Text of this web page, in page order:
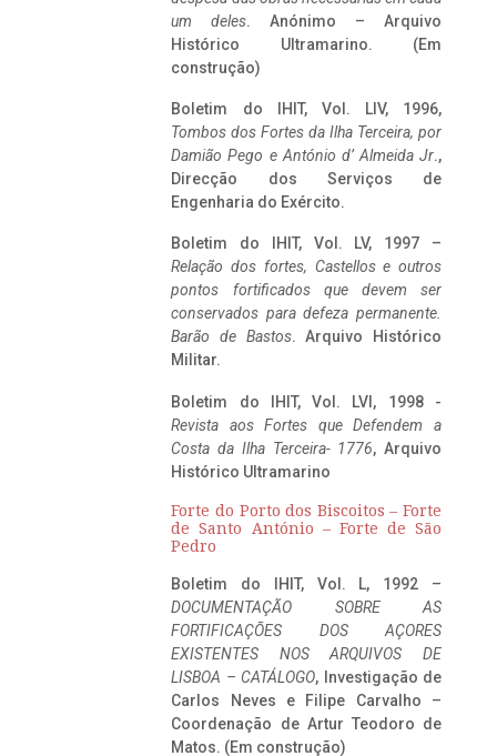
um deles. Anónimo – Arquivo
Histórico Ultramarino. (Em
construção)
Boletim do IHIT, Vol. LIV, 1996,
Tombos dos Fortes da Ilha Terceira, por
Damião Pego e António d’ Almeida Jr.,
Direcção dos Serviços de
Engenharia do Exército.
Boletim do IHIT, Vol. LV, 1997 –
Relação dos fortes, Castellos e outros
pontos fortificados que devem ser
conservados para defeza permanente.
Barão de Bastos. Arquivo Histórico
Militar.
Boletim do IHIT, Vol. LVI, 1998 -
Revista aos Fortes que Defendem a
Costa da Ilha Terceira- 1776, Arquivo
Histórico Ultramarino
Forte do Porto dos Biscoitos – Forte
de Santo António – Forte de São
Pedro
Boletim do IHIT, Vol. L, 1992 –
DOCUMENTAÇÃO SOBRE AS
FORTIFICAÇÕES DOS AÇORES
EXISTENTES NOS ARQUIVOS DE
LISBOA – CATÁLOGO, Investigação de
Carlos Neves e Filipe Carvalho –
Coordenação de Artur Teodoro de
Matos. (Em construção)